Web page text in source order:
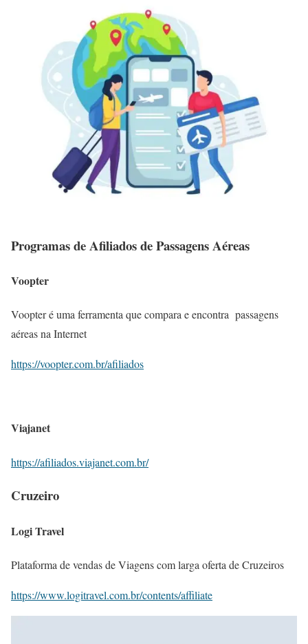
Programas de Afiliados de Passagens Aéreas
Voopter
Voopter é uma ferramenta que compara e encontra passagens
aéreas na Internet
https://voopter.com.br/afiliados
Viajanet
https://afiliados.viajanet.com.br/
Cruzeiro
Logi Travel
Plataforma de vendas de Viagens com larga oferta de Cruzeiros
https://www.logitravel.com.br/contents/affiliate